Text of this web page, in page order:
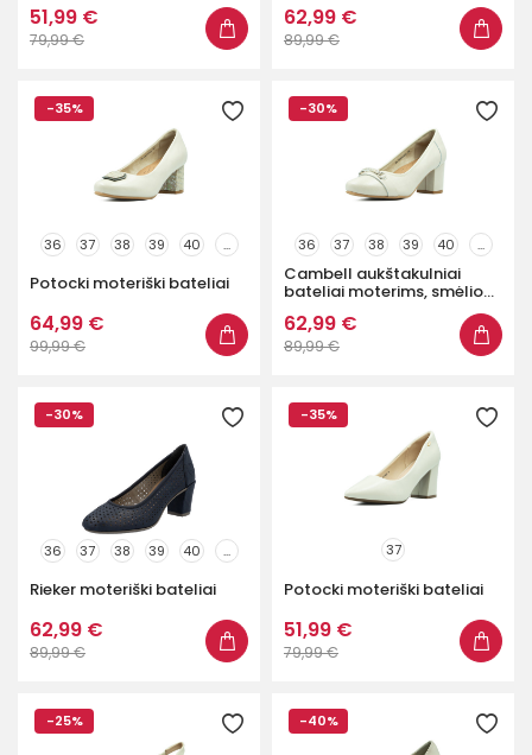
51,99 €
79,99 €
62,99 €
89,99 €
-35%
36 37 38 39 40 ...
Potocki moteriški bateliai
64,99 €
99,99 €
-30%
36 37 38 39 40 ...
Cambell aukštakulniai
bateliai moterims, smėlio...
62,99 €
89,99 €
-30%
36 37 38 39 40 ...
Rieker moteriški bateliai
62,99 €
89,99 €
-35%
37
Potocki moteriški bateliai
51,99 €
79,99 €
-25% -40%